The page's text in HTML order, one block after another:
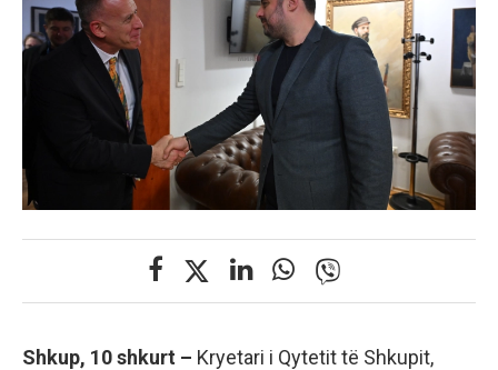
Shkup, 10 shkurt – Kryetari i Qytetit të Shkupit,